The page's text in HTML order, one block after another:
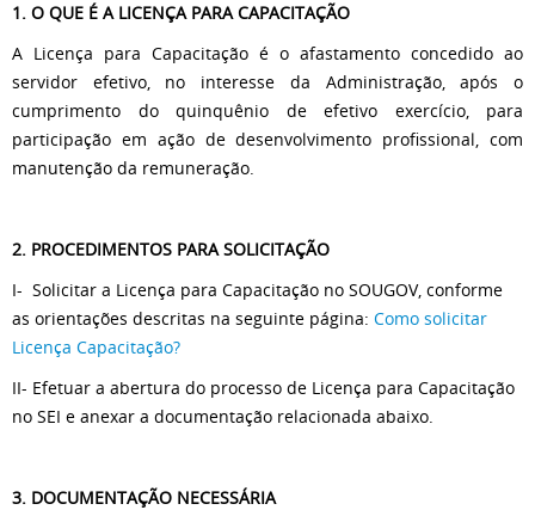
1. O QUE É A LICENÇA PARA CAPACITAÇÃO
A Licença para Capacitação é o afastamento concedido ao
servidor efetivo, no interesse da Administração, após o
cumprimento do quinquênio de efetivo exercício, para
participação em ação de desenvolvimento profissional, com
manutenção da remuneração.
2. PROCEDIMENTOS PARA SOLICITAÇÃO
I- Solicitar a Licença para Capacitação no SOUGOV, conforme
as orientações descritas na seguinte página: Como solicitar
Licença Capacitação?
II- Efetuar a abertura do processo de Licença para Capacitação
no SEI e anexar a documentação relacionada abaixo.
3. DOCUMENTAÇÃO NECESSÁRIA